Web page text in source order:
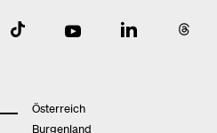
Österreich
Burgenland